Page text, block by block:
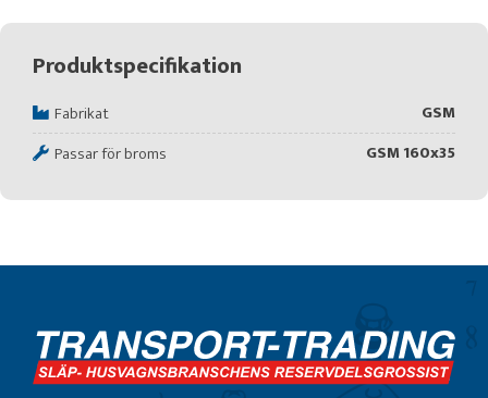
Produktspecifikation
Fabrikat
GSM
Passar för broms
GSM 160x35